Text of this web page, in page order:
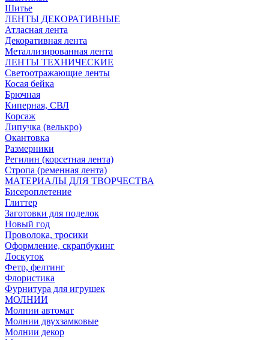
Шитье
ЛЕНТЫ ДЕКОРАТИВНЫЕ
Атласная лента
Декоративная лента
Металлизированная лента
ЛЕНТЫ ТЕХНИЧЕСКИЕ
Светоотражающие ленты
Косая бейка
Брючная
Киперная, СВЛ
Корсаж
Липучка (велькро)
Окантовка
Размерники
Регилин (корсетная лента)
Стропа (ременная лента)
МАТЕРИАЛЫ ДЛЯ ТВОРЧЕСТВА
Бисероплетение
Глиттер
Заготовки для поделок
Новый год
Проволока, тросики
Оформление, скрапбукинг
Лоскуток
Фетр, фелтинг
Флористика
Фурнитура для игрушек
МОЛНИИ
Молнии автомат
Молнии двухзамковые
Молнии декор